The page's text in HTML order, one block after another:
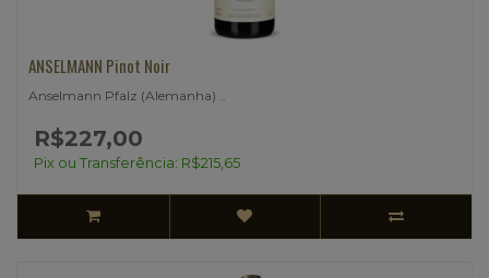
ANSELMANN Pinot Noir
Anselmann Pfalz (Alemanha) ..
R$227,00
Pix ou Transferência: R$215,65